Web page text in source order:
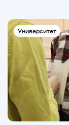
Университет